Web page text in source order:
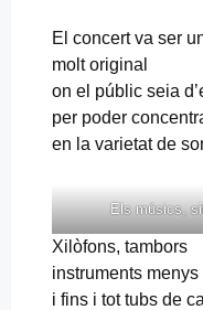
El concert va ser
molt original
on el públic seia
per poder
en la varietat de
Els músics,
Xilòfons, tambors
instruments
i fins i tot tubs de